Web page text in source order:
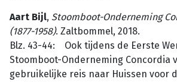
Aart Bijl, Stoomboot-Onderneming
(1877-1958). Zaltbommel, 2018.
Blz. 43-44: Ook tijdens de Eerste
Stoomboot-Onderneming Concordia
gebruikelijke reis naar Huissen voor